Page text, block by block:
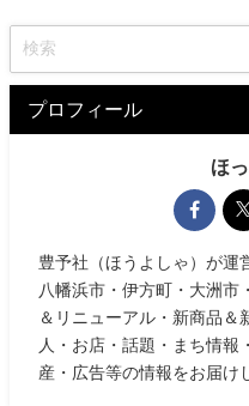
プロフィール
ほ
豊予社（ほうよしゃ）が運
八幡浜市・伊方町・大洲市
＆リニューアル・新商品＆
人・お店・話題・まち情報
産・広告等の情報をお届け